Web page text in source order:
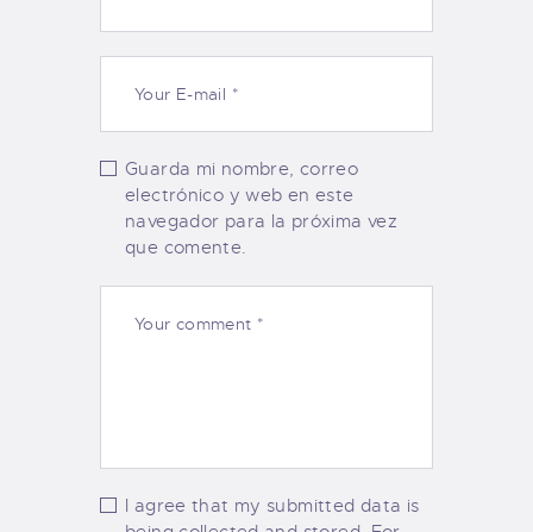
Guarda mi nombre, correo
electrónico y web en este
navegador para la próxima vez
que comente.
I agree that my submitted data is